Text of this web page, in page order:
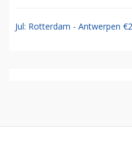
Jul: Rotterdam - Antwerpen